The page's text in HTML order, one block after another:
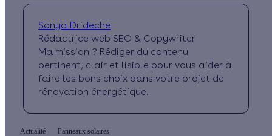
Sonya Drideche
Rédactrice web SEO & Copywriter
Ma mission ? Rédiger du contenu
pertinent, clair et lisible pour vous aider à
faire les bons choix dans votre projet de
rénovation énergétique.
Actualité Panneaux solaires